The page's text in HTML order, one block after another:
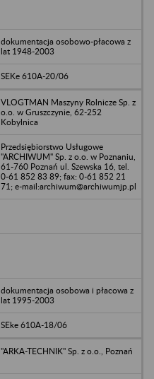
dokumentacja osobowo-płacowa z
lat 1948-2003
SEKe 610A-20/06
VLOGTMAN Maszyny Rolnicze Sp. z
o.o. w Gruszczynie, 62-252
Kobylnica
Przedsiębiorstwo Usługowe
"ARCHIWUM" Sp. z o.o. w Poznaniu,
61-760 Poznań ul. Szewska 16, tel.
0-61 852 83 89; fax: 0-61 852 21
71; e-mail:archiwum@archiwumjp.pl
dokumentacja osobowa i płacowa z
lat 1995-2003
SEke 610A-18/06
"ARKA-TECHNIK" Sp. z o.o., Poznań